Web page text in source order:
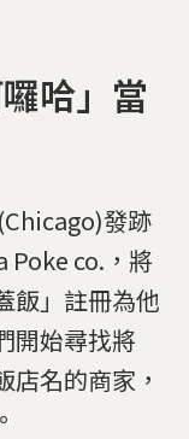
哈」當
發跡
Poke co.，將
飯」註冊為他
開始尋找將
店名的商家，